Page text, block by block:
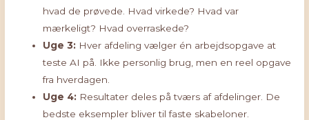
hvad de prøvede. Hvad virkede? Hvad var
mærkeligt? Hvad overraskede?
Uge 3: Hver afdeling vælger én arbejdsopgave at
teste AI på. Ikke personlig brug, men en reel opgave
fra hverdagen.
Uge 4: Resultater deles på tværs af afdelinger. De
bedste eksempler bliver til faste skabeloner.